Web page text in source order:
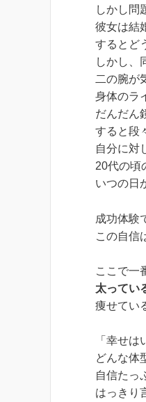
しかし問
彼女は結
するとど
しかし、
二の腕が
身体のラ
だんだん
すると段
自分に対
20代の頃
いつの日
成功体験
この自信
ここで一
太ってい
痩せてい
「幸せ
どんな体
自信たっ
はっきり